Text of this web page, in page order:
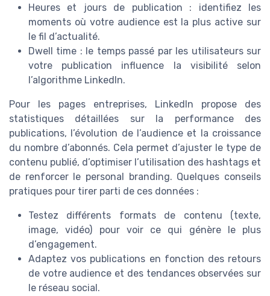
Heures et jours de publication : identifiez les
moments où votre audience est la plus active sur
le fil d’actualité.
Dwell time : le temps passé par les utilisateurs sur
votre publication influence la visibilité selon
l’algorithme LinkedIn.
Pour les pages entreprises, LinkedIn propose des
statistiques détaillées sur la performance des
publications, l’évolution de l’audience et la croissance
du nombre d’abonnés. Cela permet d’ajuster le type de
contenu publié, d’optimiser l’utilisation des hashtags et
de renforcer le personal branding. Quelques conseils
pratiques pour tirer parti de ces données :
Testez différents formats de contenu (texte,
image, vidéo) pour voir ce qui génère le plus
d’engagement.
Adaptez vos publications en fonction des retours
de votre audience et des tendances observées sur
le réseau social.